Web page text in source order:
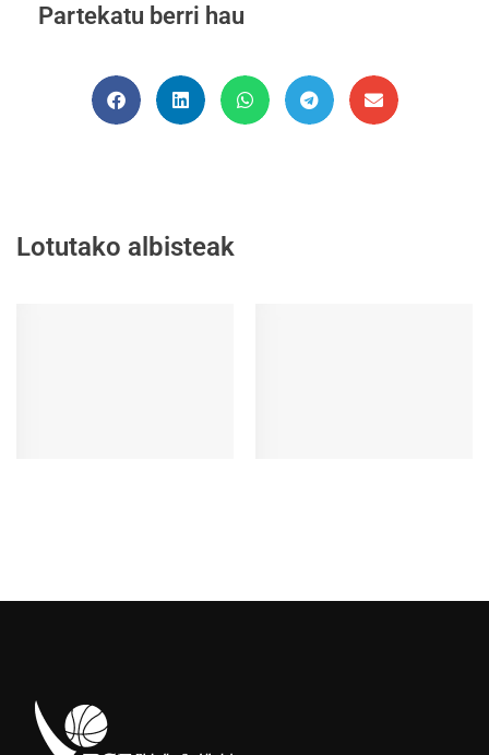
Partekatu berri hau
Lotutako albisteak